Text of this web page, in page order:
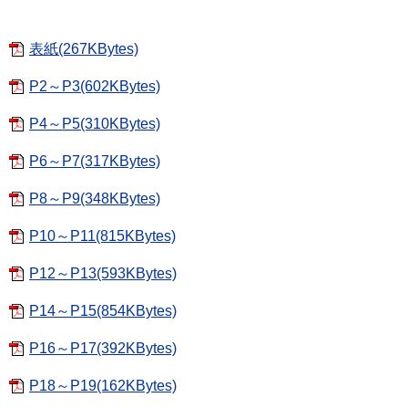
表紙(267KBytes)
P2～P3(602KBytes)
P4～P5(310KBytes)
P6～P7(317KBytes)
P8～P9(348KBytes)
P10～P11(815KBytes)
P12～P13(593KBytes)
P14～P15(854KBytes)
P16～P17(392KBytes)
P18～P19(162KBytes)